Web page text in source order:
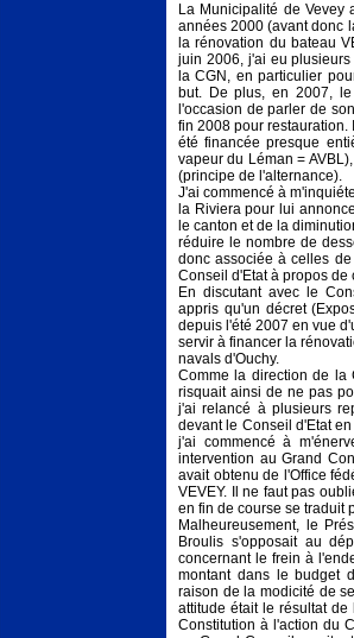
La Municipalité de
années 2000 (avant donc
la rénovation du bateau
juin 2006, j'ai eu
la CGN, en particulier
but. De plus, en 2007,
l'occasion de parler de
fin 2008 pour restauration.
été financée presque
vapeur du Léman =
(principe de l'alternance).
J'ai commencé à
la Riviera pour lui
le canton et de la
réduire le nombre de
donc associée à celles
Conseil d'Etat à propos de
En discutant avec le
appris qu'un décret
depuis l'été 2007 en vue
servir à financer la
navals d'Ouchy.
Comme la direction de la
risquait ainsi de ne pas
j'ai relancé à plusieurs
devant le Conseil d'Etat
j'ai commencé à
intervention au Grand
avait obtenu de l'Office
VEVEY. Il ne faut pas
en fin de course se traduit
Malheureusement, le
Broulis s'opposait au
concernant le frein à
montant dans le budget
raison de la modicité de
attitude était le résultat
Constitution à l'action du